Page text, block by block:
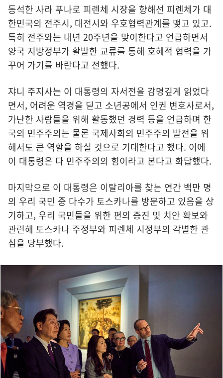
동석한 사라 푸나로 피렌체 시장을 향해선 피렌체가 대
한민국의 전주시, 대전시와 우호협력관계를 맺고 있고.
특히 전주와는 내년 20주년을 맞이한다고 언급하면서
양국 지방정부가 활발한 교류를 통해 호혜적 협력을 가
꾸어 가기를 바란다고 전했다.
쟈니 주지사는 이 대통령의 자서전을 감명깊게 읽었다
면서, 어려운 역경을 딛고 소년공에서 인권 변호사로서,
가난한 사람들을 위해 활동했던 경력 등을 언급하며 한
국의 민주주의는 물론 국제사회의 민주주의 발전을 위
해서도 큰 역할을 하실 것으로 기대한다고 했다. 이에
이 대통령은 다 민주주의의 힘이라고 본다고 화답했다.
마지막으로 이 대통령은 이탈리아를 찾는 연간 백만 명
의 우리 국민 중 다수가 토스카나를 방문하고 있음을 상
기하고, 우리 국민들을 위한 편의 증진 및 치안 확보와
관련해 토스카나 주정부와 피렌체 시정부의 각별한 관
심을 당부했다.